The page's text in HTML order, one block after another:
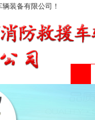
装备有限公司！